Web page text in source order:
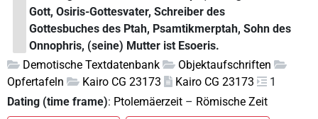
Gott, Osiris-Gottesvater, Schreiber des
Gottesbuches des Ptah, Psamtikmerptah, Sohn des
Onnophris, (seine) Mutter ist Esoeris.
Demotische Textdatenbank
Objektaufschriften
Opfertafeln
Kairo CG 23173 Kairo CG 23173
1
Dating (time frame): Ptolemäerzeit – Römische Zeit